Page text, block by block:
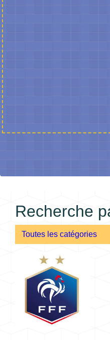
Recherche
Toutes les catégories